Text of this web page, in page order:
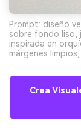
Prompt: diseño
sobre fondo liso,
inspirada en
márgenes
Crea